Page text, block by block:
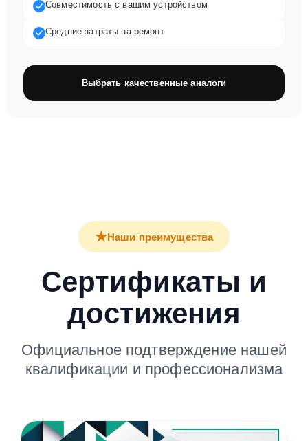
Совместимость с вашим устройством
Средние затраты на ремонт
Выбрать качественные аналоги
★Наши преимущества
Сертификаты и
достижения
Официальное подтверждение нашей
квалификации и профессионализма